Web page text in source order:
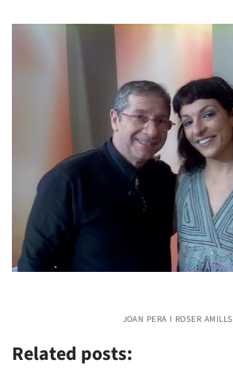
joan pera i roser amills
Related posts: